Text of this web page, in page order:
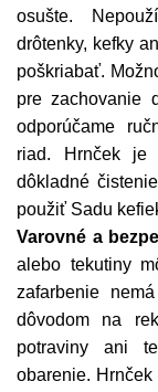
osušte.
drôtenky, kefky
poškriabať.
pre zachovanie
odporúčame
riad. Hrnček je
dôkladné
použiť Sadu
Varovné a
alebo tekutiny
zafarbenie
dôvodom na
potraviny ani
obarenie.